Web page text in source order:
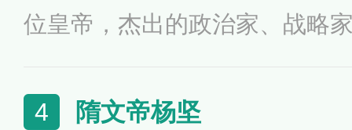
位皇帝，杰出的政治家、战略
武门之变”，杀死自己的兄长
4 隋文帝杨坚